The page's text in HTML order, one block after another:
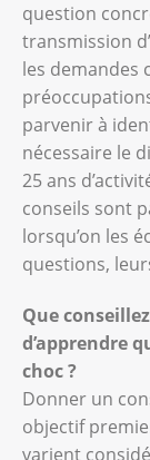
question
transmission
les demandes
parvenir à
nécessaire le
25 ans
conseils sont
lorsqu’on les
questions,
Que
d’apprendre
choc ?
Donner un
objectif
varient